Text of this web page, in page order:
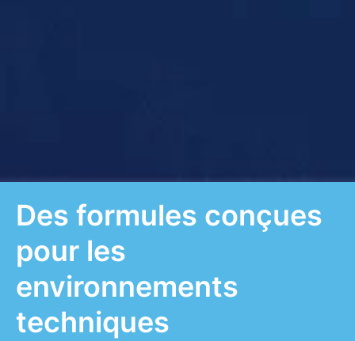
Des formules conçues
pour les
environnements
techniques